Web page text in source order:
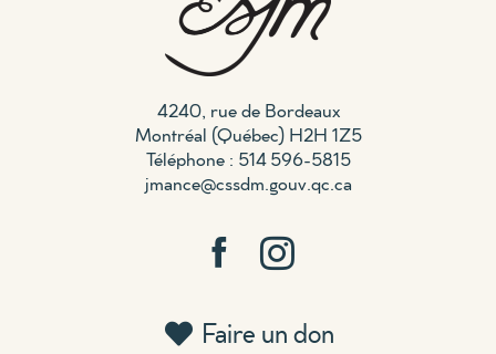
4240, rue de Bordeaux
Montréal (Québec) H2H 1Z5
Téléphone : 514 596-5815
jmance@cssdm.gouv.qc.ca
Faire un don